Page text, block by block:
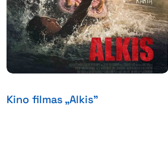
Kino filmas „Alkis”